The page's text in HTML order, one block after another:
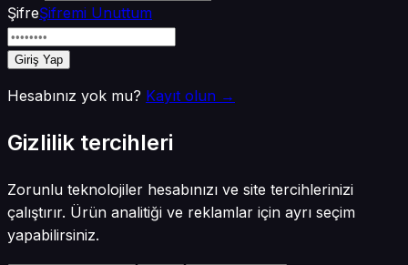
ŞifreŞifremi Unuttum
Giriş Yap
Hesabınız yok mu? Kayıt olun →
Gizlilik tercihleri
Zorunlu teknolojiler hesabınızı ve site tercihlerinizi
çalıştırır. Ürün analitiği ve reklamlar için ayrı seçim
yapabilirsiniz.